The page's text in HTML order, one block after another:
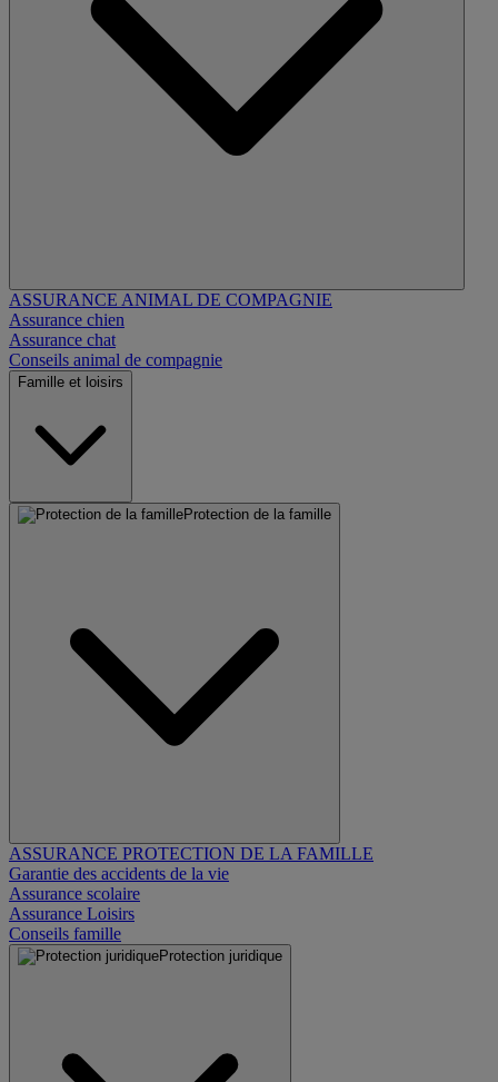
ASSURANCE ANIMAL DE COMPAGNIE
Assurance chien
Assurance chat
Conseils animal de compagnie
Famille et loisirs
Protection de la famille
ASSURANCE PROTECTION DE LA FAMILLE
Garantie des accidents de la vie
Assurance scolaire
Assurance Loisirs
Conseils famille
Protection juridique